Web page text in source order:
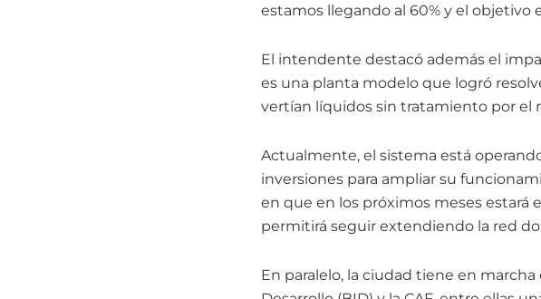
estamos llegando al 60% y el objetivo
El intendente destacó además el
es una planta modelo que logró
vertían líquidos sin tratamiento por el
Actualmente, el sistema está
inversiones para ampliar su
en que en los próximos meses estará
permitirá seguir extendiendo la red
En paralelo, la ciudad tiene en